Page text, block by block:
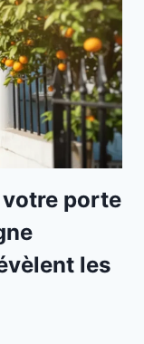
porte
les